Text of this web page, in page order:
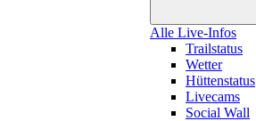
Alle Live-Infos
Trailstatus
Wetter
Hüttenstatus
Livecams
Social Wall